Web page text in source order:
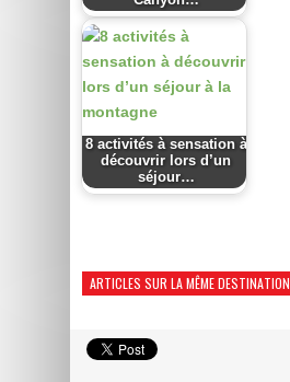
8 activités à sensation à
découvrir lors d’un
séjour…
ARTICLES SUR LA MÊME DESTINATION